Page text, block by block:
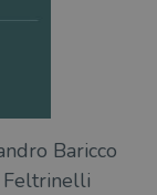
Baricco
Feltrinelli